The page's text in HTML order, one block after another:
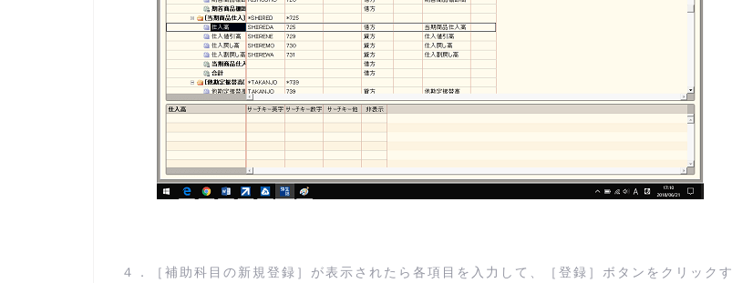
４．［補助科目の新規登録］が表示されたら各項目を入力して、［登録］ボタンをクリックす